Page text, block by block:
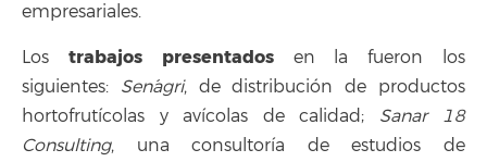
empresariales.
Los trabajos presentadosen la fueron los
siguientes: Sen´agri, de distribución de productos
hortofrutícolas y avícolas de calidad; Sanar 18
Consulting, una consultoría de estudios de